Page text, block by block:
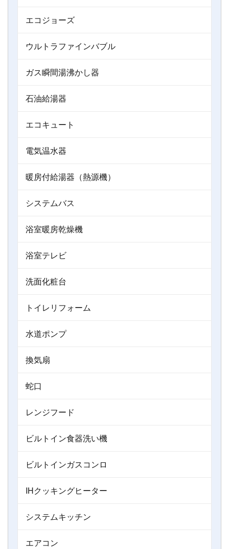
エコジョーズ
ウルトラファインバブル
ガス瞬間湯沸かし器
石油給湯器
エコキュート
電気温水器
暖房付給湯器（熱源機）
システムバス
浴室暖房乾燥機
浴室テレビ
洗面化粧台
トイレリフォーム
水道ポンプ
換気扇
蛇口
レンジフード
ビルトイン食器洗い機
ビルトインガスコンロ
IHクッキングヒーター
システムキッチン
エアコン